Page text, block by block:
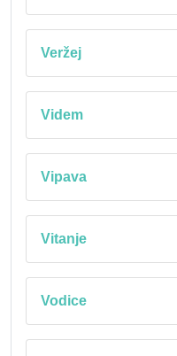
Veržej
Videm
Vipava
Vitanje
Vodice